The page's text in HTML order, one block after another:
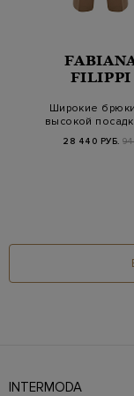
FILIPPI
Широкие
высокой
28 440 РУБ.
INTERMODA